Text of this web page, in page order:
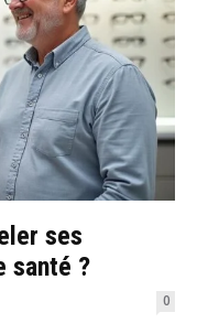
ses
santé ?
0